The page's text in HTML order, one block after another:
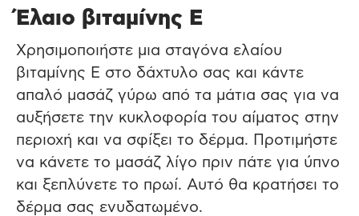
Έλαιο βιταμίνης Ε
Χρησιμοποιήστε μια σταγόνα ελαίου
βιταμίνης Ε στο δάχτυλο σας και κάντε
απαλό μασάζ γύρω από τα μάτια σας για να
αυξήσετε την κυκλοφορία του αίματος στην
περιοχή και να σφίξει το δέρμα. Προτιμήστε
να κάνετε το μασάζ λίγο πριν πάτε για ύπνο
και ξεπλύνετε το πρωί. Αυτό θα κρατήσει το
δέρμα σας ενυδατωμένο.